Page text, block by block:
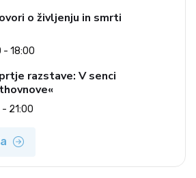
o življenju in smrti
- 18:00
razstave: V senci
- 21:00